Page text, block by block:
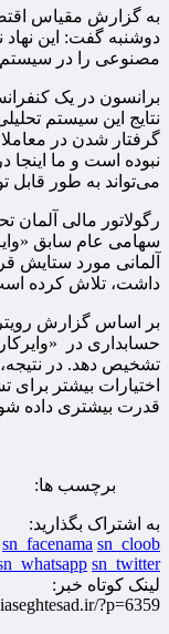
دوشنبه گفت: این
مصنوعی را در سیستم
برانسون در یک
نتایج این سیستم
گرفتار شدن در
نبوده است و ما اینجا
می‌تواند به طور قابل
رگولاتور مالی
سهامی عام سابق
داشت، تلاش کرده است
بر اساس گزارش
تشخیص دهد. در
اختیارات بیشتر
قدرت بیشتری داده
برچسب ها:
به اشتراک بگذارید:
sn_facenama sn_cloob
sn_twitter
لینک کوتاه خبر:
?p=6359